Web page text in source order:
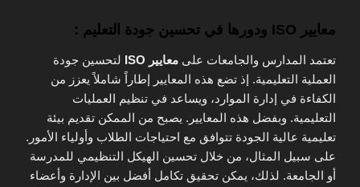
معايير ISO ودورها في تحسين جودة التعليم :
تعتمد المدارس والجامعات على معايير ISO
لتحسين جودة
العملية التعليمية. إذ تضع هذه المعايير إطاراً شاملاً يعزز من
الكفاءة في إدارة الموارد، ويساعد في تنظيم العمليات
التعليمية. وبفضل هذه المعايير. يصبح من الممكن تقديم بيئة
تعليمية عالية الجودة تتوافق مع احتياجات الطلاب وأولياء الأمور.
على سبيل المثال، من خلال تحسين الهيكل التنظيمي للمدرسة
أو الجامعة. لذلك، يمكن تحقيق تكامل أفضل بين الإدارة وأعضاء